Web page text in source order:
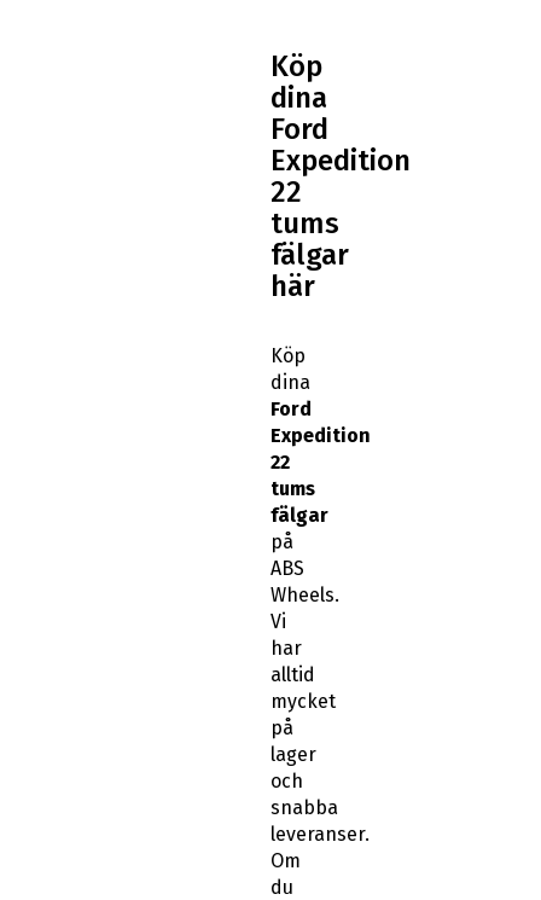
Köp
dina
Ford
Expedition
22
tums
fälgar
här
Köp
dina
Ford
Expedition
22
tums
fälgar
på
ABS
Wheels.
Vi
har
alltid
mycket
på
lager
och
snabba
leveranser.
Om
du